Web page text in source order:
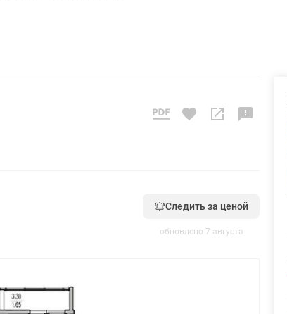
Следить за ценой
обновлено 7 августа